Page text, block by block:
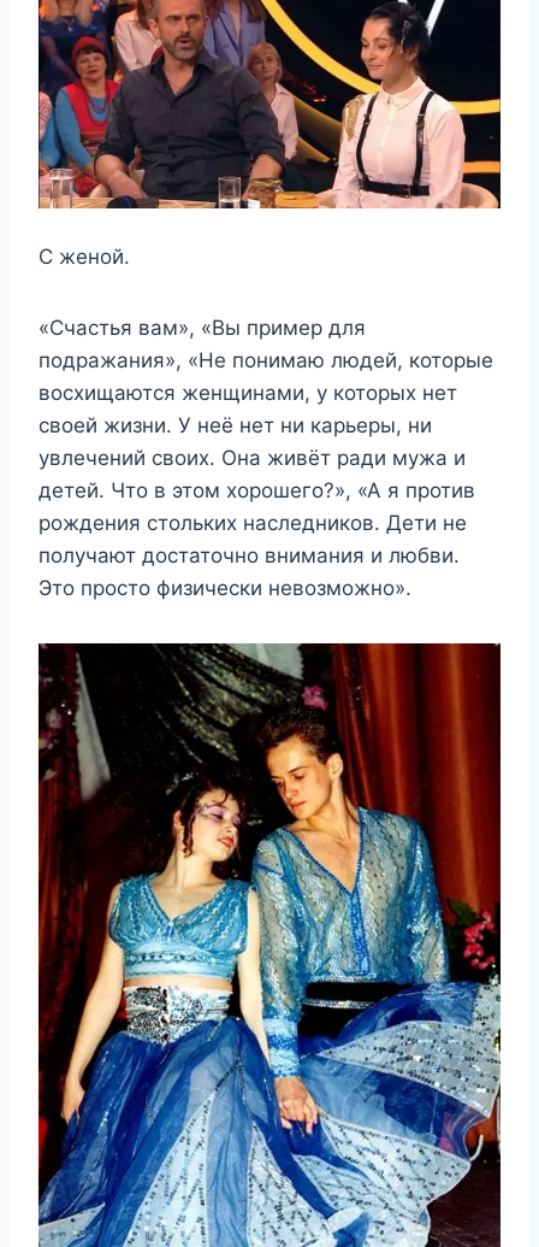
С женой.
«Счастья вам», «Вы пример для
подражания», «Не понимаю людей, которые
восхищаются женщинами, у которых нет
своей жизни. У неё нет ни карьеры, ни
увлечений своих. Она живёт ради мужа и
детей. Что в этом хорошего?», «А я против
рождения стольких наследников. Дети не
получают достаточно внимания и любви.
Это просто физически невозможно».